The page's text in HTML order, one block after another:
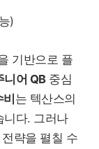
)
기반으로 플
니어 QB중심
비는 텍산스의
니다. 그러나
략을 펼칠 수